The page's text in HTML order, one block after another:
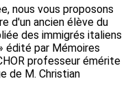
nous vous proposons
d'un ancien élève du
des immigrés italiens
édité par Mémoires
professeur émérite
de M. Christian